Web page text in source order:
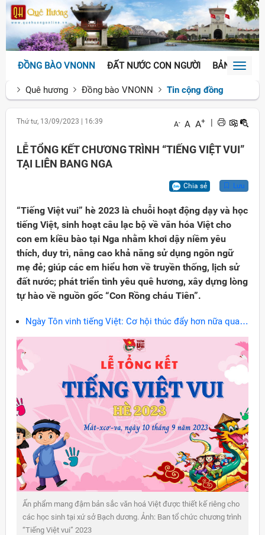
ĐỒNG BÀO VNONN ĐẤT NƯỚC CON NGƯỜI BẢN SẮCToggle
Quê hương
Đồng bào VNONN Tin cộng đồng
Thứ tư, 13/09/2023 16:39 A- A A+
LỄ TỔNG KẾT CHƯƠNG TRÌNH “TIẾNG VIỆT VUI”
TẠI LIÊN BANG NGA
Chia sẻ Lưu
“Tiếng Việt vui” hè 2023 là chuỗi hoạt động dạy và học
tiếng Việt, sinh hoạt câu lạc bộ về văn hóa Việt cho
con em kiều bào tại Nga nhằm khơi dậy niềm yêu
thích, duy trì, nâng cao khả năng sử dụng ngôn ngữ
mẹ đẻ; giúp các em hiểu hơn về truyền thống, lịch sử
đất nước; phát triển tình yêu quê hương, xây dựng lòng
tự hào về nguồn gốc “Con Rồng cháu Tiên”.
Ngày Tôn vinh tiếng Việt: Cơ hội thúc đẩy hơn nữa quan
hệ Việt Nam-Nga
Ấn phẩm mang đậm bản sắc văn hoá Việt được thiết kế riêng cho
các học sinh tại xứ sở Bạch dương. Ảnh: Ban tổ chức chương trình
“Tiếng Việt vui” 2023